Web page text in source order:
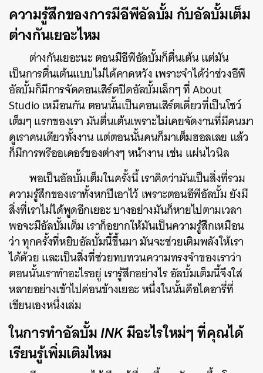
ความรู้สึกของการมีอีพีอัลบั้ม กับอัลบั้มเต็ม
ต่างกันเยอะไหม
ต่างกันเยอะนะ ตอนมีอีพีอัลบั้มก็ตื่นเต้น แต่มัน
เป็นการตื่นเต้นแบบไม่ได้คาดหวัง เพราะจำได้ว่าช่วงอีพี
อัลบั้มก็มีการจัดคอนเสิร์ตปิดอัลบั้มเล็กๆ ที่ About
Studio เหมือนกัน ตอนนั้นเป็นคอนเสิร์ตเดี่ยวที่เป็นโชว์
เต็มๆ แรกของเรา มันตื่นเต้นเพราะไม่เคยจัดงานที่มีคนมา
ดูเราคนเดียวทั้งงาน แต่ตอนนั้นคนก็มาเต็มฮอลเลย แล้ว
ก็มีการพรีออเดอร์ของต่างๆ หน้างาน เช่น แผ่นไวนิล
พอเป็นอัลบั้มเต็มในครั้งนี้ เราคิดว่ามันเป็นสิ่งที่รวม
ความรู้สึกของเราทั้งหกปีเอาไว้ เพราะตอนอีพีอัลบั้ม ยังมี
สิ่งที่เราไม่ได้พูดอีกเยอะ บางอย่างมันก็หายไปตามเวลา
พอจะมีอัลบั้มเต็ม เราก็อยากให้มันเป็นความรู้สึกเหมือน
ว่า ทุกครั้งที่หยิบอัลบั้มนี้ขึ้นมา มันจะช่วยเติมพลังให้เรา
ได้ด้วย และเป็นสิ่งที่ช่วยทบทวนความทรงจำของเราว่า
ตอนนั้นเราทำอะไรอยู่ เรารู้สึกอย่างไร อัลบั้มเต็มนี้จึงใส่
หลายอย่างเข้าไปค่อนข้างเยอะ หนึ่งในนั้นคือไดอารี่ที่
เขียนเองหนึ่งเล่ม
ในการทำอัลบั้มINKมีอะไรใหม่ๆ ที่คุณได้
เรียนรู้เพิ่มเติมไหม